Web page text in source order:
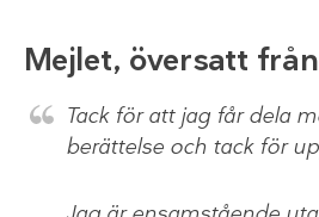
Mejlet, översatt
Tack för att jag får dela
berättelse och tack för